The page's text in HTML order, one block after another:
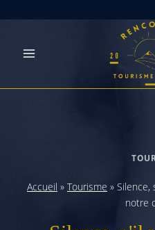
Accueil » Tourisme » Silence,
notre